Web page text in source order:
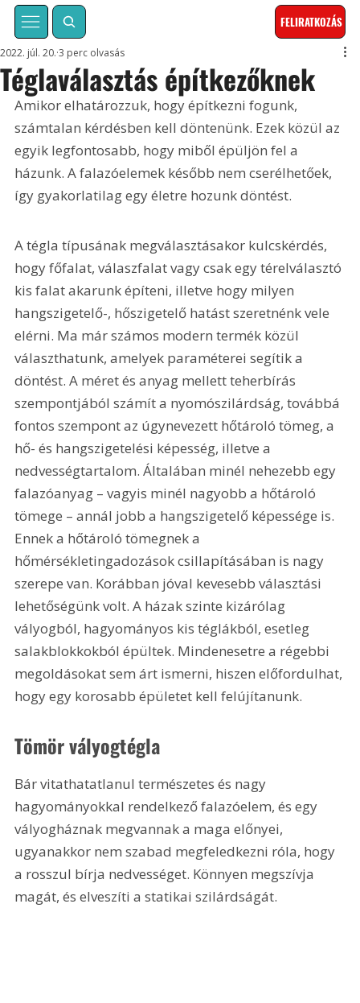
FELIRATKOZÁS
Téglaválasztás építkezőknek
2022. júl. 20. 3 perc olvasás
Amikor elhatározzuk, hogy építkezni fogunk,
számtalan kérdésben kell döntenünk. Ezek közül az
egyik legfontosabb, hogy miből épüljön fel a
házunk. A falazóelemek később nem cserélhetőek,
így gyakorlatilag egy életre hozunk döntést.
A tégla típusának megválasztásakor kulcskérdés,
hogy főfalat, válaszfalat vagy csak egy térelválasztó
kis falat akarunk építeni, illetve hogy milyen
hangszigetelő-, hőszigetelő hatást szeretnénk vele
elérni. Ma már számos modern termék közül
választhatunk, amelyek paraméterei segítik a
döntést. A méret és anyag mellett teherbírás
szempontjából számít a nyomószilárdság, továbbá
fontos szempont az úgynevezett hőtároló tömeg, a
hő- és hangszigetelési képesség, illetve a
nedvességtartalom. Általában minél nehezebb egy
falazóanyag – vagyis minél nagyobb a hőtároló
tömege – annál jobb a hangszigetelő képessége is.
Ennek a hőtároló tömegnek a
hőmérsékletingadozások csillapításában is nagy
szerepe van. Korábban jóval kevesebb választási
lehetőségünk volt. A házak szinte kizárólag
vályogból, hagyományos kis téglákból, esetleg
salakblokkokból épültek. Mindenesetre a régebbi
megoldásokat sem árt ismerni, hiszen előfordulhat,
hogy egy korosabb épületet kell felújítanunk.
Tömör vályogtégla
Bár vitathatatlanul természetes és nagy
hagyományokkal rendelkező falazóelem, és egy
vályogháznak megvannak a maga előnyei,
ugyanakkor nem szabad megfeledkezni róla, hogy
a rosszul bírja nedvességet. Könnyen megszívja
magát, és elveszíti a statikai szilárdságát.